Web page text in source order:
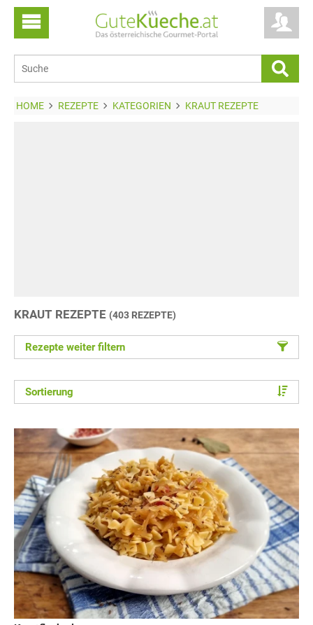
HOME REZEPTE KATEGORIEN KRAUT REZEPTE
KRAUT REZEPTE (403 REZEPTE)
Rezepte weiter filtern
Sortierung